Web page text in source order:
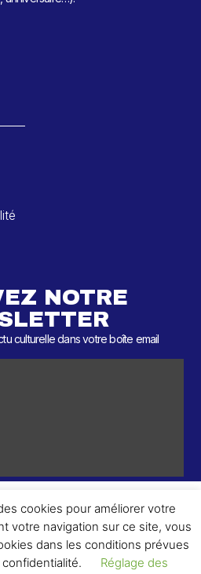
NOTRE
culturelle dans votre boîte email
– Tous droits réservés.
cookies pour améliorer votre
votre navigation sur ce site, vous
dans les conditions prévues
Réglage des